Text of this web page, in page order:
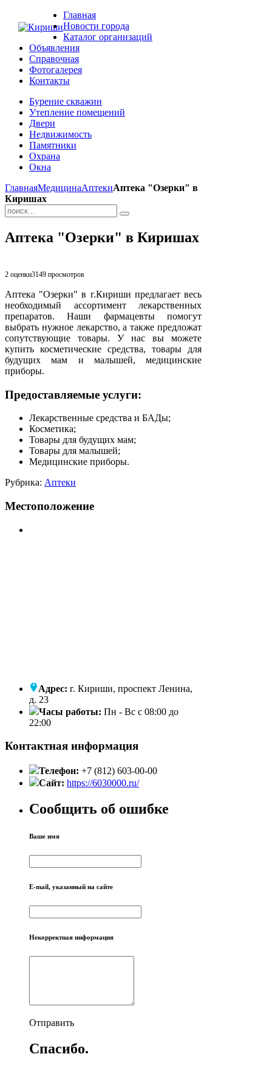
Главная
Новости города
Каталог организаций
Объявления
Справочная
Фотогалерея
Контакты
Бурение скважин
Утепление помещений
Двери
Недвижимость
Памятники
Охрана
Окна
ГлавнаяМедицинаАптекиАптека "Озерки" в
Киришах
Аптека "Озерки" в Киришах
2 оценки3149 просмотров
Аптека "Озерки" в г.Кириши предлагает весь
необходимый ассортимент лекарственных
препаратов. Наши фармацевты помогут
выбрать нужное лекарство, а также предложат
сопутствующие товары. У нас вы можете
купить косметические средства, товары для
будущих мам и малышей, медицинские
приборы.
Предоставляемые услуги:
Лекарственные средства и БАДы;
Косметика;
Товары для будущих мам;
Товары для малышей;
Медицинские приборы.
Рубрика: Аптеки
Местоположение
Адрес: г. Кириши, проспект Ленина,
д. 23
Часы работы: Пн - Вс с 08:00 до
22:00
Контактная информация
Телефон: +7 (812) 603-00-00
Сайт: https://6030000.ru/
Сообщить об ошибке
Ваше имя
E-mail, указанный на сайте
Некорректная информация
Отправить
Спасибо.